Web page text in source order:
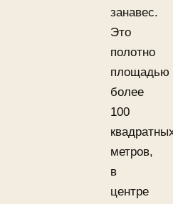
занавес.
Это
полотно
площадью
более
100
метров,
в
центре